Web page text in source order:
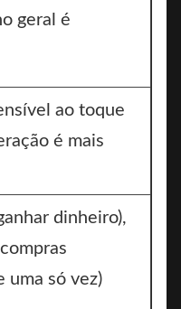
geral é
ao toque
é mais
dinheiro),
uma só vez)